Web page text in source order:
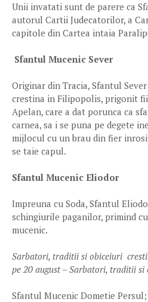
Unii invatati sunt de parere ca
autorul Cartii Judecatorilor, a
capitole din Cartea intaia
Sfantul Mucenic Sever
Originar din Tracia, Sfantul
crestina in Filipopolis, prigonit
Apelan, care a dat porunca ca
carnea, sa i se puna pe degete
mijlocul cu un brau din fier
se taie capul.
Sfantul Mucenic Eliodor
Impreuna cu Soda, Sfantul
schingiurile paganilor, primind
mucenic.
Sarbatori, traditii si obiceiuri
pe 20 august – Sarbatori, traditii si
Sfantul Mucenic Dometie